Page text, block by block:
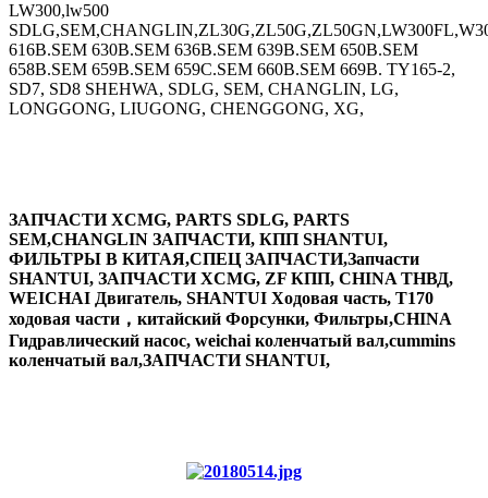
LW300,lw500
616B.SEM 630B.SEM 636B.SEM 639B.SEM 650B.SEM
658B.SEM 659B.SEM 659C.SEM 660B.SEM 669B. TY165-2,
SD7, SD8 SHEHWA, SDLG, SEM, CHANGLIN, LG,
LONGGONG, LIUGONG, CHENGGONG, XG,
ЗАПЧАСТИ XCMG, PARTS SDLG, PARTS
SEM,CHANGLIN ЗАПЧАСТИ, КПП SHANTUI,
ФИЛЬТРЫ В КИТАЯ,СПЕЦ ЗАПЧАСТИ,Запчасти
SHANTUI, ЗАПЧАСТИ XCMG, ZF КПП, CHINA ТНВД,
WEICHAI Двигатель, SHANTUI Ходовая часть, T170
ходовая части，китайский Форсунки, Фильтры,CHINA
Гидравлический насос, weichai коленчатый вал,cummins
коленчатый вал,ЗАПЧАСТИ SHANTUI,